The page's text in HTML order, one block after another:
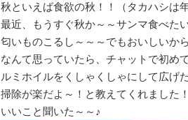
秋といえば食欲の秋！！（タカハシは
最近、もうすぐ秋か～～サンマ食べた
匂いものこるし～～～でもおいしいか
なんて思っていたら、チャットで初め
ルミホイルをくしゃくしゃにして広げ
掃除が楽だよ～！と教えてくれました
いいこと聞いた～～♪